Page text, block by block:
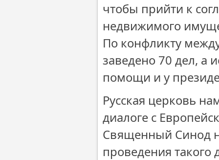
чтобы прийти к
недвижимого
По конфликту
заведено 70 дел, а
помощи и у
Русская церковь
диалоге с
Священный Синод
проведения такого